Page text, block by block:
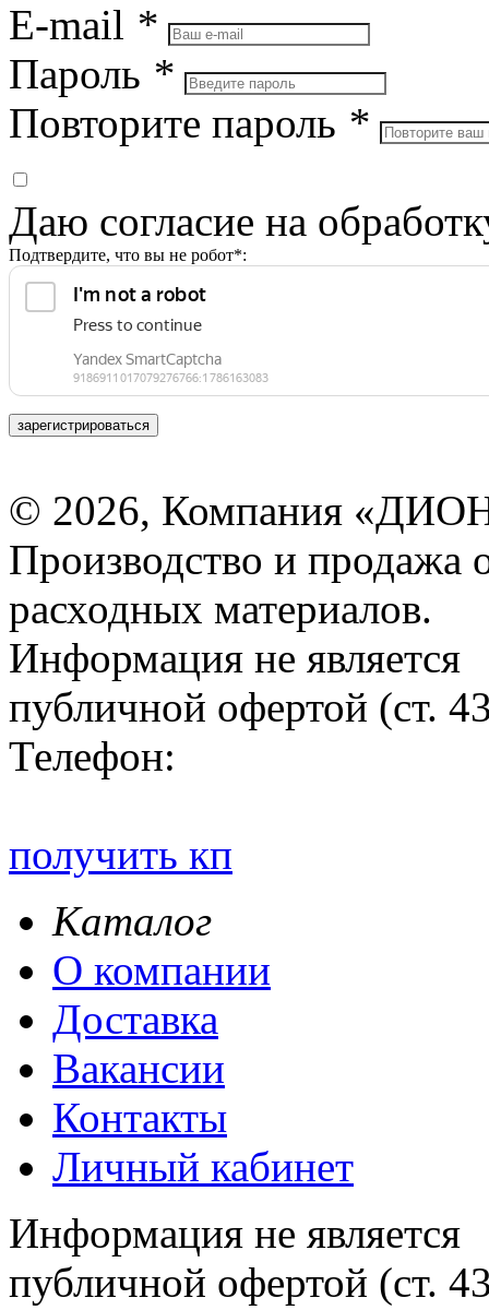
E-mail *
Пароль *
Повторите пароль *
Даю согласие на
Подтвердите, что вы не робот*:
зарегистрироваться
© 2026, Компания
Производство и продажа
расходных материалов.
Информация не является
публичной офертой (ст.
Телефон:
получить кп
Каталог
О компании
Доставка
Вакансии
Контакты
Личный кабинет
Информация не является
публичной офертой (ст.